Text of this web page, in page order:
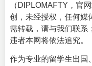
（DIPLOMAFTY，官
创，未经授权，任何媒
需转载，请与我们联系
违者本网将依法追究。
作为专业的留学生出国